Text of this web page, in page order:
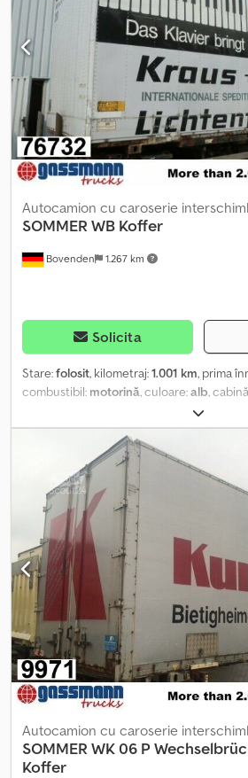
rezervate!
Bovenden 1.267 km
Autocamion cu caroserie
SOMMER WB Koffer
Solicita
Stare:folosit, kilometraj:1.001 km, prima
combustibil: motorină, culoare:alb,
, lungimea spațiului de
spațiului de încărcare:2.430 mm,
, An de fabricație:
,
portal Construcție: caroserie tip cutie
Srfspfx Ahmsrf INFORMAȚII DESPRE
modificări, vânzare intermediară și erori
Autocamion cu caroserie
SOMMER WK 06 P
Koffer